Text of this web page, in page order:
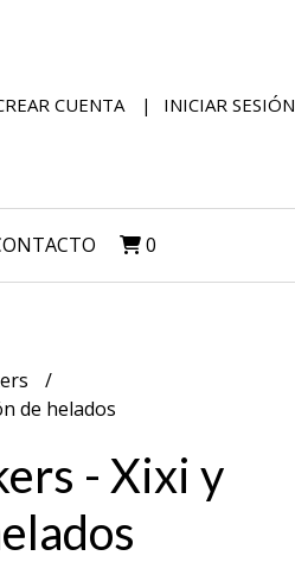
CUENTA INICIAR SESIÓN
0
de helados
- Xixi y